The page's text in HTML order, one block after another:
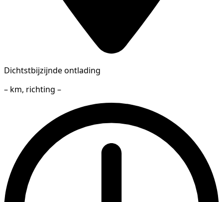
Dichtstbijzijnde ontlading
– km, richting –